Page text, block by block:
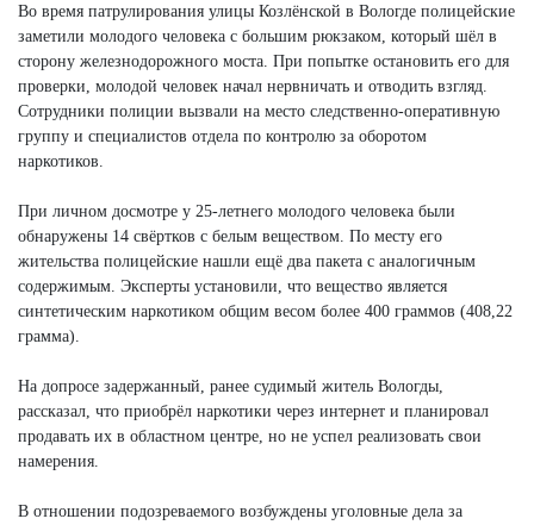
Во время патрулирования улицы Козлёнской в Вологде полицейские
заметили молодого человека с большим рюкзаком, который шёл в
сторону железнодорожного моста. При попытке остановить его для
проверки, молодой человек начал нервничать и отводить взгляд.
Сотрудники полиции вызвали на место следственно-оперативную
группу и специалистов отдела по контролю за оборотом
наркотиков.
При личном досмотре у 25-летнего молодого человека были
обнаружены 14 свёртков с белым веществом. По месту его
жительства полицейские нашли ещё два пакета с аналогичным
содержимым. Эксперты установили, что вещество является
синтетическим наркотиком общим весом более 400 граммов (408,22
грамма).
На допросе задержанный, ранее судимый житель Вологды,
рассказал, что приобрёл наркотики через интернет и планировал
продавать их в областном центре, но не успел реализовать свои
намерения.
В отношении подозреваемого возбуждены уголовные дела за